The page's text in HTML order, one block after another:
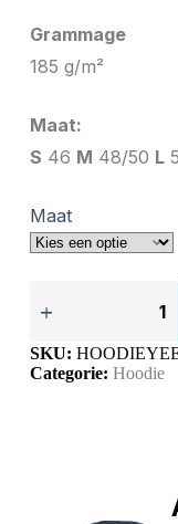
Grammage
185 g/m²
Maat:
S 46 M 48/50 L
Maat
SKU:
Categorie: Hoodie